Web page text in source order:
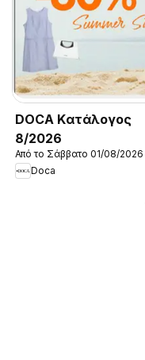
DOCA Kατάλογος
8/2026
Από το Σάββατο 01/08/2026
Doca